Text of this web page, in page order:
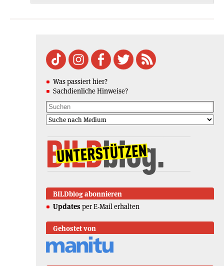
Was passiert hier?
Sachdienliche Hinweise?
BILDblog abonnieren
Updates per E-Mail erhalten
Gehostet von